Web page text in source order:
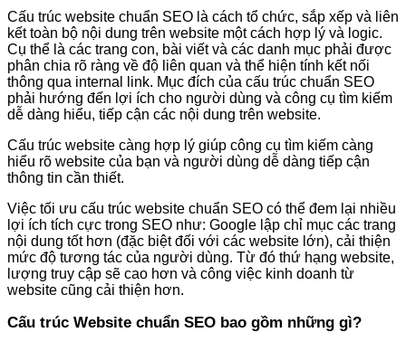
Cấu trúc website chuẩn SEO là cách tổ chức, sắp xếp và liên
kết toàn bộ nội dung trên website một cách hợp lý và logic.
Cụ thể là các trang con, bài viết và các danh mục phải được
phân chia rõ ràng về độ liên quan và thể hiện tính kết nối
thông qua internal link. Mục đích của cấu trúc chuẩn SEO
phải hướng đến lợi ích cho người dùng và công cụ tìm kiếm
dễ dàng hiểu, tiếp cận các nội dung trên website.
Cấu trúc website càng hợp lý giúp công cụ tìm kiếm càng
hiểu rõ website của bạn và người dùng dễ dàng tiếp cận
thông tin cần thiết.
Việc tối ưu cấu trúc website chuẩn SEO có thể đem lại nhiều
lợi ích tích cực trong SEO như: Google lập chỉ mục các trang
nội dung tốt hơn (đặc biệt đối với các website lớn), cải thiện
mức độ tương tác của người dùng. Từ đó thứ hạng website,
lượng truy cập sẽ cao hơn và công việc kinh doanh từ
website cũng cải thiện hơn.
Cấu trúc Website chuẩn SEO bao gồm những gì?